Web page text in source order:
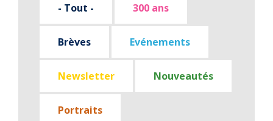
- Tout - 300 ans
Brèves Evénements
Newsletter Nouveautés
Portraits